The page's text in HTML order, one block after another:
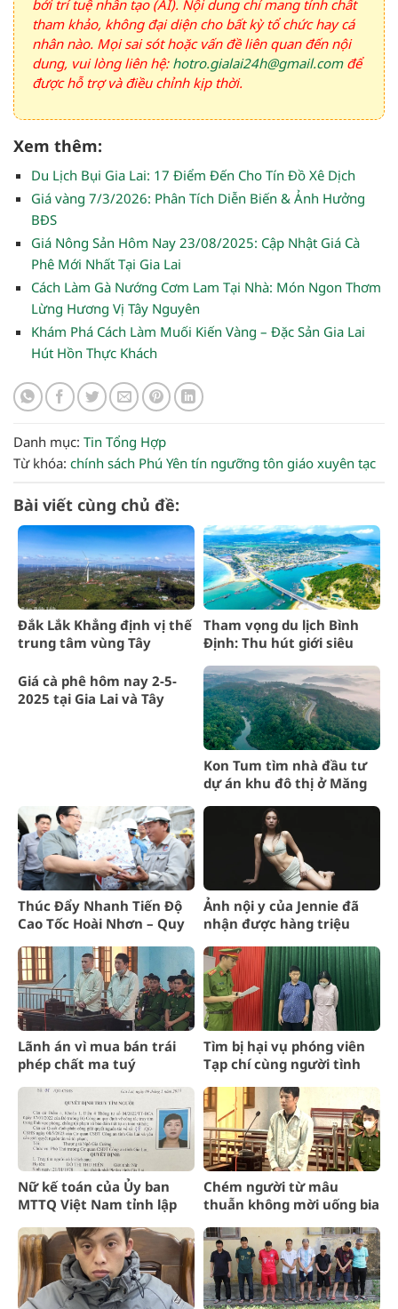
bởi trí tuệ nhân tạo (AI). Nội dung chỉ mang tính chất
tham khảo, không đại diện cho bất kỳ tổ chức hay cá
nhân nào. Mọi sai sót hoặc vấn đề liên quan đến nội
dung, vui lòng liên hệ: hotro.gialai24h@gmail.comđể
được hỗ trợ và điều chỉnh kịp thời.
Xem thêm:
Du Lịch Bụi Gia Lai: 17 Điểm Đến Cho Tín Đồ Xê Dịch
Giá vàng 7/3/2026: Phân Tích Diễn Biến & Ảnh Hưởng
BĐS
Giá Nông Sản Hôm Nay 23/08/2025: Cập Nhật Giá Cà
Phê Mới Nhất Tại Gia Lai
Cách Làm Gà Nướng Cơm Lam Tại Nhà: Món Ngon Thơm
Lừng Hương Vị Tây Nguyên
Khám Phá Cách Làm Muối Kiến Vàng – Đặc Sản Gia Lai
Hút Hồn Thực Khách
Danh mục: Tin Tổng Hợp
Từ khóa: chính sách Phú Yên tín ngưỡng tôn giáo xuyên tạc
Bài viết cùng chủ đề:
Đắk Lắk Khẳng định vị thế
trung tâm vùng Tây
Tham vọng du lịch Bình
Định: Thu hút giới siêu
Giá cà phê hôm nay 2-5-
2025 tại Gia Lai và Tây
Kon Tum tìm nhà đầu tư
dự án khu đô thị ở Măng
Thúc Đẩy Nhanh Tiến Độ
Cao Tốc Hoài Nhơn – Quy
Ảnh nội y của Jennie đã
nhận được hàng triệu
của nữ hoàng thời trang
Lãnh án vì mua bán trái
phép chất ma tuý
Tìm bị hại vụ phóng viên
Tạp chí cùng người tình
Nữ kế toán của Ủy ban
MTTQ Việt Nam tỉnh lập
3,5 tỷ đồng
Chém người từ mâu
thuẫn không mời uống bia